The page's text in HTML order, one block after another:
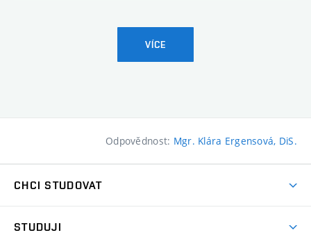
VÍCE
Odpovědnost: Mgr. Klára Ergensová, DiS.
CHCI STUDOVAT
STUDUJI